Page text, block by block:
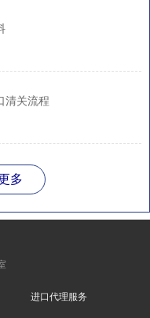
清关流程
多
进口代理服务